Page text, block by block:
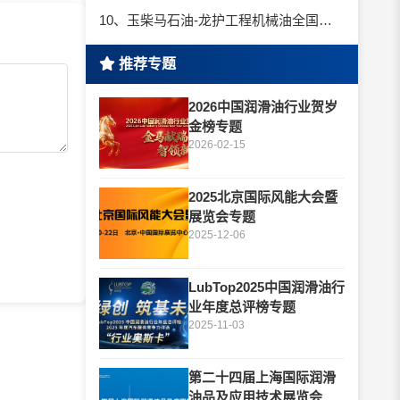
10、玉柴马石油-龙护工程机械油全国招商丨卓越的品质，专业的品牌！
推荐专题
2026中国润滑油行业贺岁
金榜专题
2026-02-15
2025北京国际风能大会暨
展览会专题
2025-12-06
LubTop2025中国润滑油行
业年度总评榜专题
2025-11-03
第二十四届上海国际润滑
油品及应用技术展览会专